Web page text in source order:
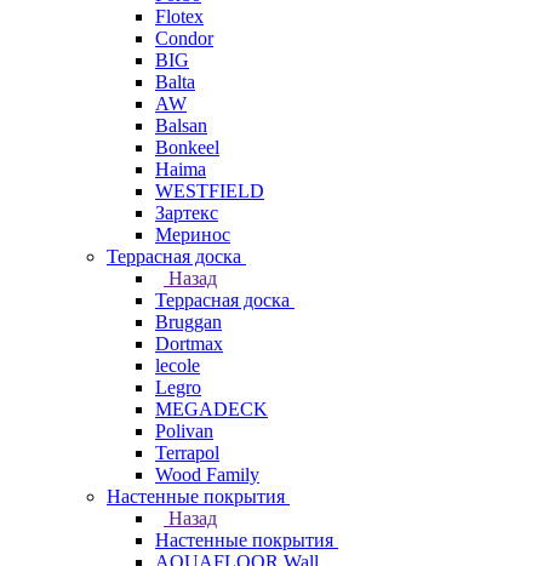
Flotex
Condor
BIG
Balta
AW
Balsan
Bonkeel
Haima
WESTFIELD
Зартекс
Меринос
Террасная доска
Назад
Террасная доска
Bruggan
Dortmax
lecole
Legro
MEGADECK
Polivan
Terrapol
Wood Family
Настенные покрытия
Назад
Настенные покрытия
AQUAFLOOR Wall